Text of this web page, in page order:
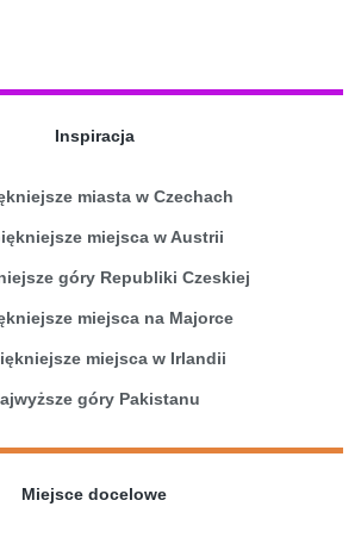
Inspiracja
miasta w Czechach
miejsca w Austrii
góry Republiki Czeskiej
miejsca na Majorce
miejsca w Irlandii
góry Pakistanu
Miejsce docelowe